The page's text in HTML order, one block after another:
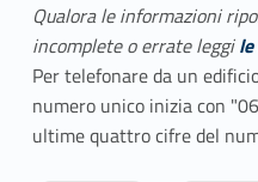
Qualora le informazioni
incomplete o errate leggi
Per telefonare da un
numero unico inizia con
ultime quattro cifre del